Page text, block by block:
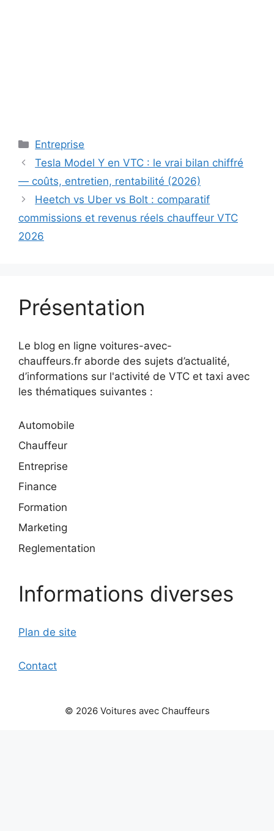
Catégories
Entreprise
Tesla Model Y en VTC : le vrai bilan chiffré
— coûts, entretien, rentabilité (2026)
Heetch vs Uber vs Bolt : comparatif
commissions et revenus réels chauffeur VTC
2026
Présentation
Le blog en ligne voitures-avec-
chauffeurs.fr aborde des sujets d’actualité,
d’informations sur l'activité de VTC et taxi avec
les thématiques suivantes :
Automobile
Chauffeur
Entreprise
Finance
Formation
Marketing
Reglementation
Informations diverses
Plan de site
Contact
© 2026 Voitures avec Chauffeurs